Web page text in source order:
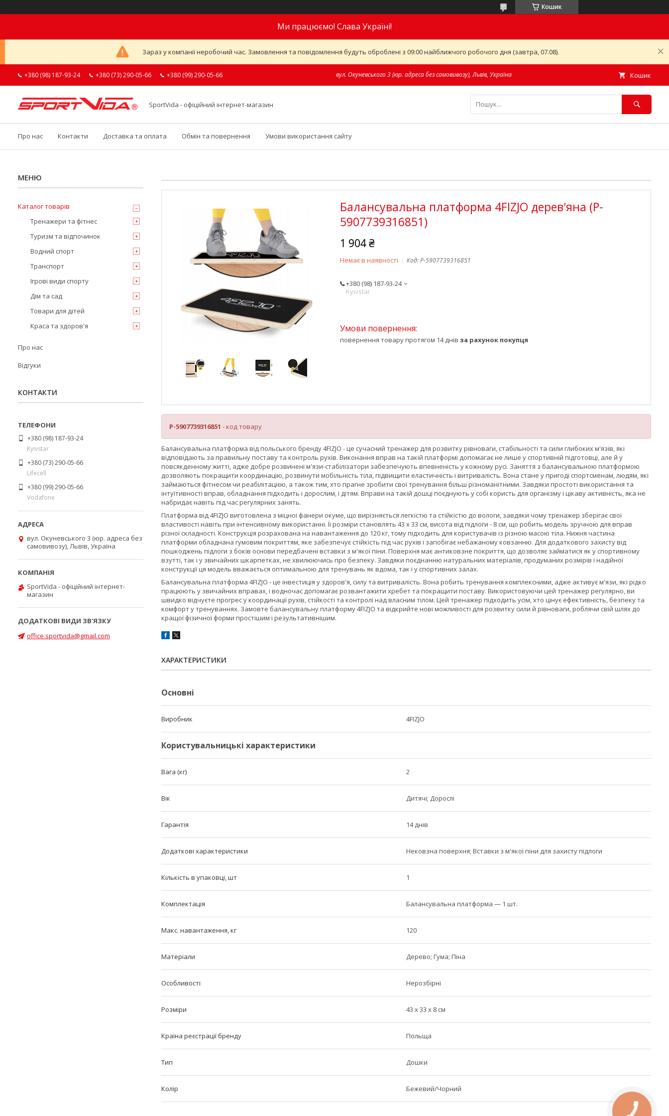
Кошик
Ми працюємо! Слава Україні!
Зараз у компанії неробочий час. Замовлення та повідомлення будуть оброблені з 09:00 найближчого робочого дня (завтра, 07.08).
+380 (98) 187-93-24 +380 (73) 290-05-66 +380 (99) 290-05-66 вул. Окуневського 3 (юр. адреса без самовивозу), Львів, Україна Кошик
SportVida - офіційний інтернет-магазин
Про нас Контакти Доставка та оплата Обмін та повернення Умови використання сайту
Балансувальна платформа 4FIZJO дерев'яна (P-
5907739316851)
1 904 ₴
Немає в наявності Код:P-5907739316851
+380 (98) 187-93-24
Kyivstar
повернення товару протягом 14 днів за рахунок покупця
P-5907739316851 - код товару
Балансувальна платформа від польського бренду4FIZJO - це сучасний тренажер для розвитку рівноваги, стабільності та сили глибоких м'язів, які
відповідають за правильну поставу та контроль рухів. Виконання вправ на такій платформі допомагає не лише у спортивній підготовці, але й у
повсякденному житті, адже добре розвинені м'язи-стабілізатори забезпечують впевненість у кожному русі. Заняття з балансувальною платформою
дозволяють покращити координацію, розвинути мобільність тіла, підвищити еластичність і витривалість. Вона стане у пригоді спортсменам, людям, які
займаються фітнесом чи реабілітацією, а також тим, хто прагне зробити свої тренування більш різноманітними. Завдяки простоті використання та
інтуїтивності вправ, обладнання підходить і дорослим, і дітям. Вправи на такій дошці поєднують у собі користь для організму і цікаву активність, яка не
набридає навіть під час регулярних занять.
Платформа від4FIZJO виготовлена з міцної фанери окуме, що вирізняється легкістю та стійкістю до вологи, завдяки чому тренажер зберігає свої
властивості навіть при інтенсивному використанні. Її розміри становлять 43 x 33 см, висота від підлоги - 8 см, що робить модель зручною для вправ
різної складності. Конструкція розрахована на навантаження до 120 кг, тому підходить для користувачів із різною масою тіла. Нижня частина
платформи обладнана гумовим покриттям, яке забезпечує стійкість під час рухів і запобігає небажаному ковзанню. Для додаткового захисту від
пошкоджень підлоги з боків основи передбачені вставки з м'якої піни. Поверхня має антиковзне покриття, що дозволяє займатися як у спортивному
взутті, так і у звичайних шкарпетках, не хвилюючись про безпеку. Завдяки поєднанню натуральних матеріалів, продуманих розмірів і надійної
конструкції ця модель вважається оптимальною для тренувань як вдома, так і у спортивних залах.
Балансувальна платформа 4FIZJO - це інвестиція у здоров'я, силу та витривалість. Вона робить тренування комплексними, адже активує м'язи, які рідко
працюють у звичайних вправах, і водночас допомагає розвантажити хребет та покращити поставу. Використовуючи цей тренажер регулярно, ви
швидко відчуєте прогрес у координації рухів, стійкості та контролі над власним тілом. Цей тренажер підходить усім, хто цінує ефективність, безпеку та
комфорт у тренуваннях. Замовте балансувальну платформу4FIZJO та відкрийте нові можливості для розвитку сили й рівноваги, роблячи свій шлях до
кращої фізичної форми простішим і результативнішим.
ХАРАКТЕРИСТИКИ
Основні
Виробник 4FIZJO
Користувальницькі характеристики
Вага (кг) 2
Вік Дитячі; Дорослі
Гарантія 14 днів
Додаткові характеристики Нековзна поверхня; Вставки з м'якої піни для захисту підлоги
Кількість в упаковці, шт 1
Комплектація Балансувальна платформа — 1 шт.
Макс. навантаження, кг 120
Матеріали Дерево; Гума; Піна
Особливості Нерозбірні
Розміри 43 x 33 x 8 см
Країна реєстрації бренду Польща
Тип Дошки
Колір Бежевий/Чорний
Каталог товарів
Тренажери та фітнес
Туризм та відпочинок
Водний спорт
Транспорт
Ігрові види спорту
Дім та сад
Товари для дітей
Краса та здоров'я
Про нас
Відгуки
КОНТАКТИ
+380 (98) 187-93-24
Kyivstar
+380 (73) 290-05-66
Lifecell
+380 (99) 290-05-66
Vodafone
вул. Окуневського 3 (юр. адреса без
самовивозу), Львів, Україна
SportVida - офіційний інтернет-
магазин
office.sportvida@gmail.com
КНОПКА
ЗВ'ЯЗКУ